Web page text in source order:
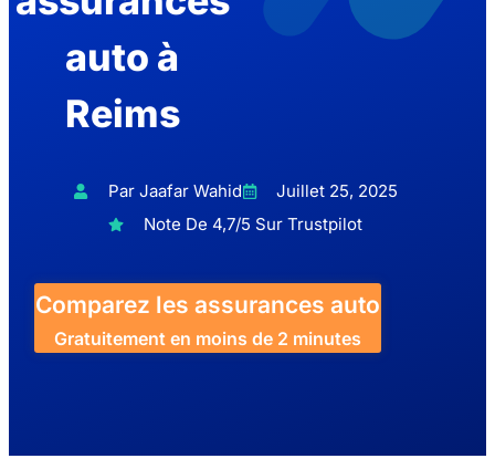
auto à
Reims
Par Jaafar Wahid
Juillet 25, 2025
Note De 4,7/5 Sur Trustpilot
Comparez les assurances auto
Gratuitement en moins de 2 minutes